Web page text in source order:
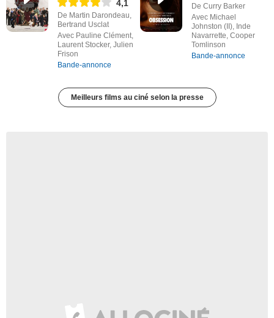
4,1
De Martin Darondeau,
Bertrand Usclat
Avec Pauline Clément,
Laurent Stocker, Julien
Frison
Bande-annonce
De Curry Barker
Avec Michael
Johnston (II), Inde
Navarrette, Cooper
Tomlinson
Bande-annonce
Meilleurs films au ciné selon la presse